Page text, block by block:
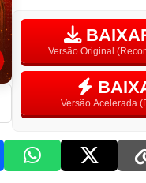
Versão Original
Versão Acelerada